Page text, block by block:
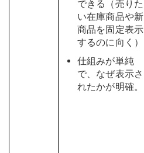
できる（売りた
い在庫商品や新
商品を固定表示
するのに向く）
仕組みが単純
で、なぜ表示さ
れたかが明確。